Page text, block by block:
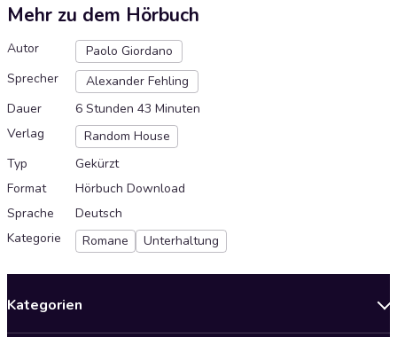
Mehr zu dem Hörbuch
Autor
Paolo Giordano
Sprecher
Alexander Fehling
Dauer
6 Stunden 43 Minuten
Verlag
Random House
Typ
Gekürzt
Format
Hörbuch Download
Sprache
Deutsch
Kategorie
Romane Unterhaltung
Kategorien